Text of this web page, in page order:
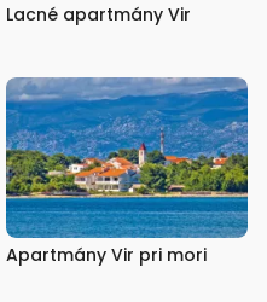
Lacné apartmány Vir
Apartmány Vir pri mori